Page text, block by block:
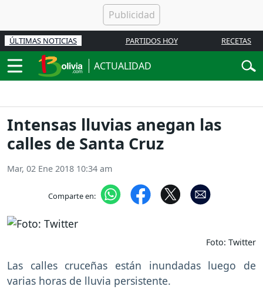
ÚLTIMAS NOTICIAS PARTIDOS HOY RECETAS
ACTUALIDAD
Intensas lluvias anegan las
calles de Santa Cruz
Mar, 02 Ene 2018 10:34 am
Comparte en:
Foto: Twitter
Las calles cruceñas están inundadas luego de
varias horas de lluvia persistente.